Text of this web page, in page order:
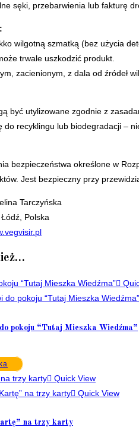
sęki, przebarwienia lub fakturę
wilgotną szmatką (bez użycia
trwale uszkodzić produkt.
zacienionym, z dala od źródeł
być utylizowane zgodnie z
do recyklingu lub biodegradacji –
bezpieczeństwa określone w
Jest bezpieczny przy
Tarczyńska
Polska
pokoju “Tutaj Mieszka Wiedźma”
Quick View
Quick View
na trzy karty